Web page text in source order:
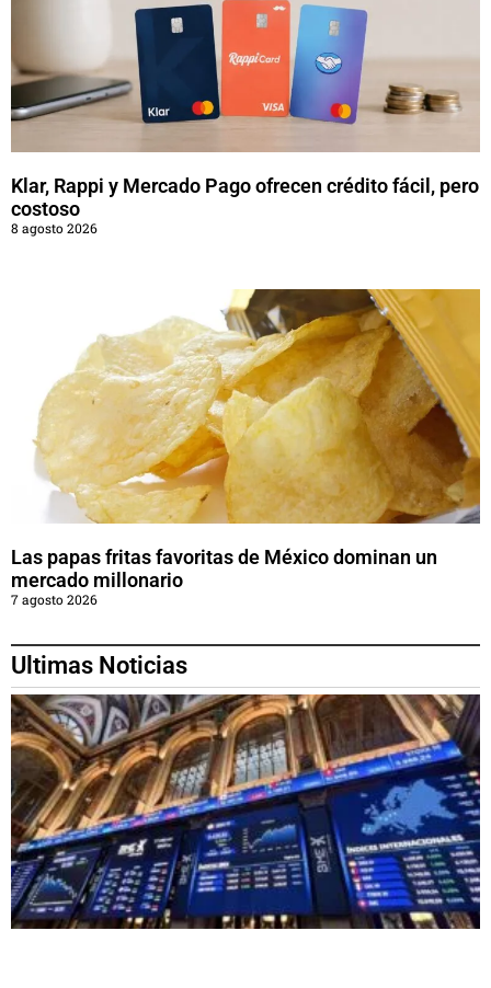
Klar, Rappi y Mercado Pago ofrecen crédito fácil, pero
costoso
8 agosto 2026
Las papas fritas favoritas de México dominan un
mercado millonario
7 agosto 2026
Ultimas Noticias